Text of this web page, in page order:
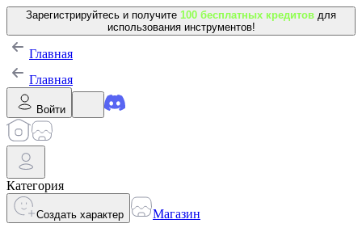
Зарегистрируйтесь и получите 100 бесплатных кредитов для
использования инструментов!
Главная
Главная
Войти
Категория
Создать характер
Магазин